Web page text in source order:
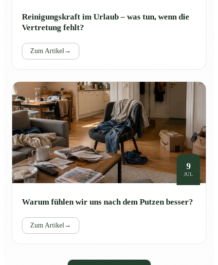
Reinigungskraft im Urlaub – was tun, wenn die
Vertretung fehlt?
Zum Artikel →
9
JUL
Warum fühlen wir uns nach dem Putzen besser?
Zum Artikel →